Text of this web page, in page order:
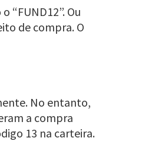
“FUND12”. Ou
de compra. O
No entanto,
a compra
13 na carteira.